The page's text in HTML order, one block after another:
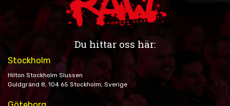
Du hittar oss här:
Stockholm
Hilton Stockholm Slussen
Guldgränd 8, 104 65 Stockholm, Sverige